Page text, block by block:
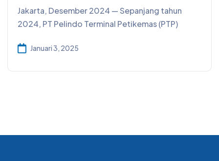
Jakarta, Desember 2024 — Sepanjang tahun
2024, PT Pelindo Terminal Petikemas (PTP)
Januari 3, 2025